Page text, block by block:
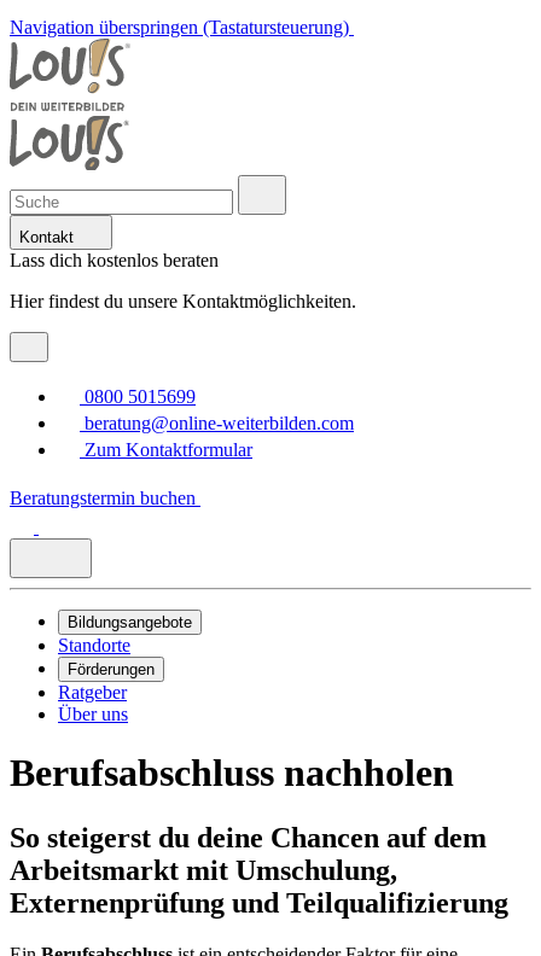
Navigation überspringen (Tastatursteuerung)
Kontakt
Lass dich kostenlos beraten
Hier findest du unsere Kontaktmöglichkeiten.
0800 5015699
beratung@online-weiterbilden.com
Zum Kontaktformular
Beratungstermin buchen
Bildungsangebote
Standorte
Förderungen
Ratgeber
Über uns
Berufsabschluss nachholen
So steigerst du deine Chancen auf dem
Arbeitsmarkt mit Umschulung,
Externenprüfung und Teilqualifizierung